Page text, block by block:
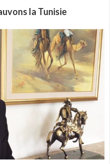
la Tunisie